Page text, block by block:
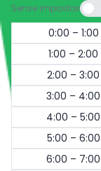
Sense impostos
0:00 – 1:00
1:00 – 2:00
2:00 – 3:00
3:00 – 4:00
4:00 – 5:00
5:00 – 6:00
6:00 – 7:00